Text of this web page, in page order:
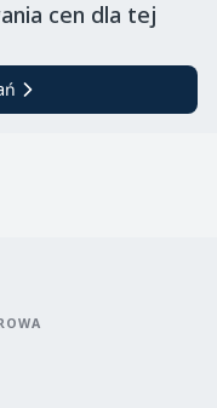
cen dla tej